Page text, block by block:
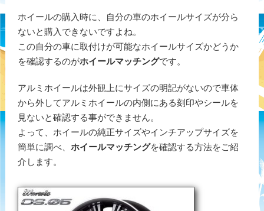
ホイールの購入時に、自分の車のホイールサイズが分ら
ないと購入できないですよね。
この自分の車に取付けが可能なホイールサイズかどうか
を確認するのがホイールマッチングです。
アルミホイールは外観上にサイズの明記がないので車体
から外してアルミホイールの内側にある刻印やシールを
見ないと確認する事ができません。
よって、ホイールの純正サイズやインチアップサイズを
簡単に調べ、 ホイールマッチングを確認する方法をご紹
介します。